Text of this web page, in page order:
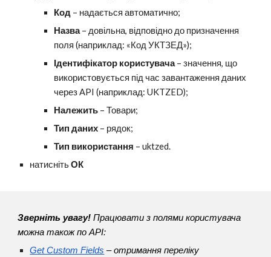
Код – надається автоматично;
Назва– довільна, відповідно до призначення
поля (наприклад: «Код УКТЗЕД»);
Ідентифікатор користувача– значення, що
використовується під час завантаження даних
через API (наприклад: UKTZED);
Належить – Товари;
Тип даних – рядок;
Тип використання – uktzed.
натиснітьОК
Зверніть увагу! Працювати з полями користувача
можна також по API:
Get Custom Fields – отримання переліку